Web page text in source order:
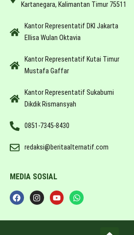
Kartanegara, Kalimantan Timur 75511
Kantor Representatif DKI Jakarta
Ellisa Wulan Oktavia
Kantor Representatif Kutai Timur
Mustafa Gaffar
Kantor Representatif Sukabumi
Dikdik Rismansyah
0851-7345-8430
redaksi@beritaalternatif.com
MEDIA SOSIAL